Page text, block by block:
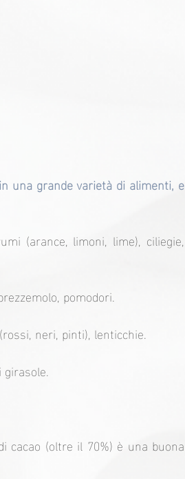
una grande varietà di alimenti, e
(arance, limoni, lime), ciliegie,
pomodori.
neri, pinti), lenticchie.
cacao (oltre il 70%) è una buona